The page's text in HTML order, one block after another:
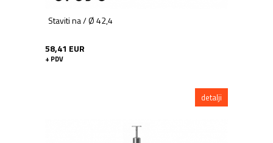
Staviti na / Ø 42,4
58,41 EUR
+ PDV
detalji